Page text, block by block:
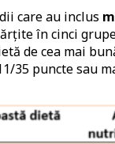
care au inclus
în cinci
de cea mai
35 puncte sau